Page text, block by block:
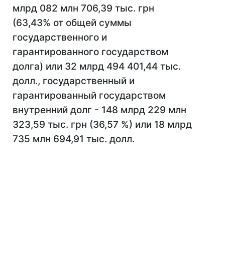
млрд 082 млн 706,39 тыс. грн
(63,43% от общей суммы
государственного и
гарантированного государством
долга) или 32 млрд 494 401,44 тыс.
долл., государственный и
гарантированный государством
внутренний долг - 148 млрд 229 млн
323,59 тыс. грн (36,57 %) или 18 млрд
735 млн 694,91 тыс. долл.